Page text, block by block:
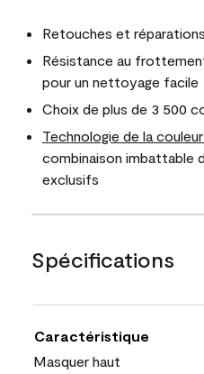
Retouches et
Résistance au
pour un nettoyage facile
Choix de plus de 3 500
Technologie de la
combinaison imbattable
exclusifs
Spécifications
Caractéristique
Masquer haut